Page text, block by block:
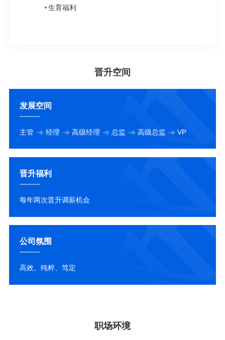
生育福利
晋升空间
发展空间
主管 经理 高级经理 总监 高级总监 VP
晋升福利
每年两次晋升调薪机会
公司氛围
高效、纯粹、笃定
职场环境